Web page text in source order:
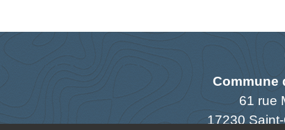
Commune
61 rue
17230